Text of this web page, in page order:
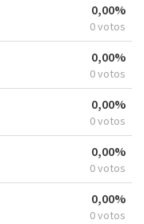
0,00%
0 votos
0,00%
0 votos
0,00%
0 votos
0,00%
0 votos
0,00%
0 votos